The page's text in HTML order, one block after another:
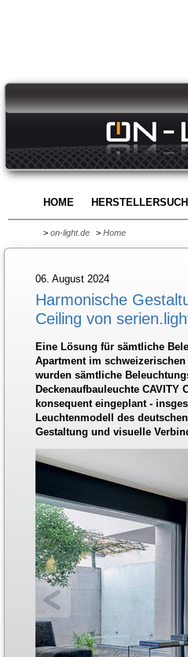
HOME
> on-light.de > Home
06. August 2024
Harmonische
Ceiling von
Eine Lösung für sämtliche
Apartment im
wurden sämtliche
Deckenaufbauleuchte
konsequent eingeplant -
Leuchtenmodell des
Gestaltung und visuelle